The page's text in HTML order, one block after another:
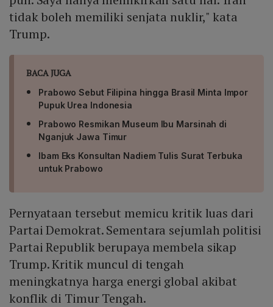
tidak boleh memiliki senjata nuklir," kata
Trump.
BACA JUGA
Prabowo Sebut Filipina hingga Brasil Minta Impor
Pupuk Urea Indonesia
Prabowo Resmikan Museum Ibu Marsinah di
Nganjuk Jawa Timur
Ibam Eks Konsultan Nadiem Tulis Surat Terbuka
untuk Prabowo
Pernyataan tersebut memicu kritik luas dari
Partai Demokrat. Sementara sejumlah politisi
Partai Republik berupaya membela sikap
Trump. Kritik muncul di tengah
meningkatnya harga energi global akibat
konflik di Timur Tengah.